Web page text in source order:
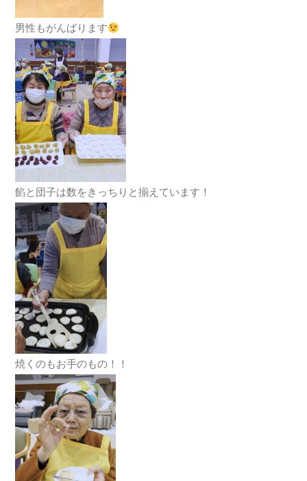
男性もがんばります
餡と団子は数をきっちりと揃えています！
焼くのもお手のもの！！